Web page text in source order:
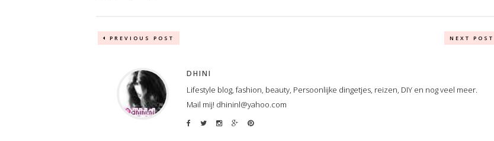
PREVIOUS POST NEXT POST
DHINI
Lifestyle blog, fashion, beauty, Persoonlijke dingetjes, reizen, DIY en nog veel meer.
Mail mij! dhininl@yahoo.com